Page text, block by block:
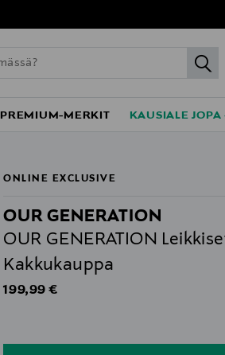
PREMIUM-MERKIT KAUSIALE
ONLINE EXCLUSIVE
OUR GENERATION
OUR GENERATION
Kakkukauppa
Original Price
199,99 €